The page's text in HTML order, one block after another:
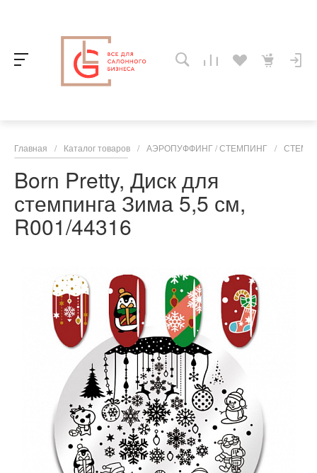
Главная / Каталог товаров / АЭРОПУФФИНГ / СТЕМПИНГ /
Born Pretty, Диск для
стемпинга Зима 5,5 см,
R001/44316